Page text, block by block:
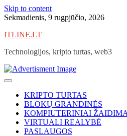
Skip to content
Sekmadienis, 9 rugpjūčio, 2026
ITLINE.LT
Technologijos, kripto turtas, web3
KRIPTO TURTAS
BLOKŲ GRANDINĖS
KOMPIUTERINIAI
VIRTUALI REALYBĖ
PASLAUGOS